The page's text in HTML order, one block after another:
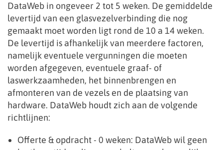
DataWeb in ongeveer 2 tot 5 weken. De gemiddelde
levertijd van een glasvezelverbinding die nog
gemaakt moet worden ligt rond de 10 a 14 weken.
De levertijd is afhankelijk van meerdere factoren,
namelijk eventuele vergunningen die moeten
worden afgegeven, eventuele graaf- of
laswerkzaamheden, het binnenbrengen en
afmonteren van de vezels en de plaatsing van
hardware. DataWeb houdt zich aan de volgende
richtlijnen:
Offerte & opdracht - 0 weken: DataWeb wil geen